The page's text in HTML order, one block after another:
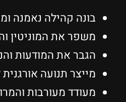
בונה קהילה נאמנה
משפר את המוניטין
הגבר את המודעות
מייצר תנועה
מעודד מעורבות